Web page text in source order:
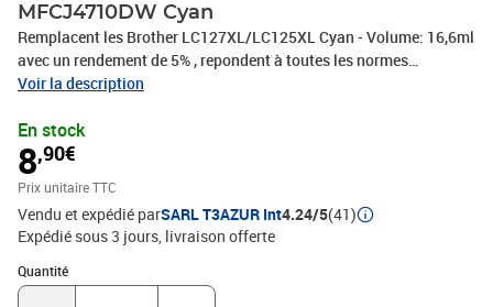
MFCJ4710DW Cyan
Remplacent les Brother LC127XL/LC125XL Cyan - Volume: 16,6ml
avec un rendement de 5% , repondent à toutes les normes
européennes ISO 9001/14001, STMC, CE, ROHS . Encre de haute
Français – Garantie 100 % compatibles – Marque T3AZUR
Voir la description
En stock
8,90€
Prix unitaire TTC
Vendu et expédié parSARL T3AZUR Int4.24/5(41)
Expédié sous 3 jours livraison offerte
Quantité
Quantité : 1